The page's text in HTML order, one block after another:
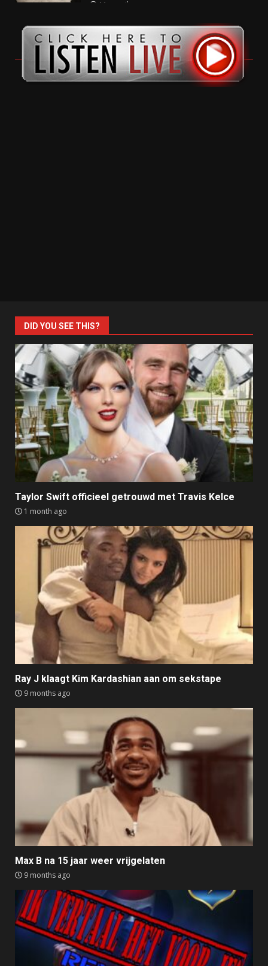
11 months ago
DID YOU SEE THIS?
Taylor Swift officieel getrouwd met Travis Kelce
1 month ago
Ray J klaagt Kim Kardashian aan om sekstape
9 months ago
Max B na 15 jaar weer vrijgelaten
9 months ago